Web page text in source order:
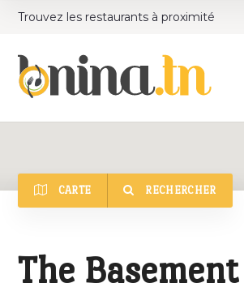
Trouvez les restaurants à proximité
CARTE RECHERCHER
The Basement